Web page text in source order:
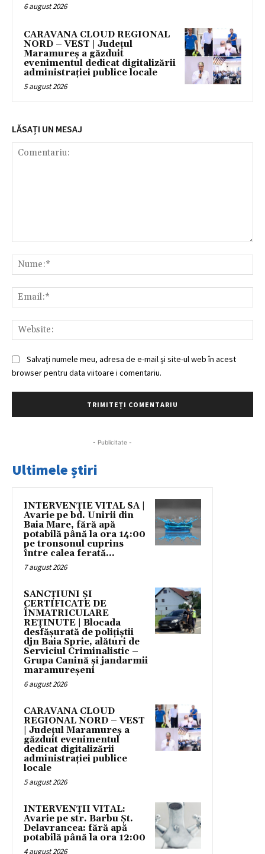
6 august 2026
CARAVANA CLOUD REGIONAL
NORD – VEST | Județul
Maramureș a găzduit
evenimentul dedicat digitalizării
administrației publice locale
5 august 2026
LĂSAȚI UN MESAJ
Salvați numele meu, adresa de e-mail și site-ul web în acest
browser pentru data viitoare i comentariu.
- Publicitate -
Ultimele știri
INTERVENȚIE VITAL SA |
Avarie pe bd. Unirii din
Baia Mare, fără apă
potabilă până la ora 14:00
pe tronsonul cuprins
între calea ferată...
7 august 2026
SANCȚIUNI ȘI
CERTIFICATE DE
ÎNMATRICULARE
REȚINUTE | Blocada
desfășurată de polițiștii
djn Baia Sprie, alături de
Serviciul Criminalistic –
Grupa Canină și jandarmii
maramureșeni
6 august 2026
CARAVANA CLOUD
REGIONAL NORD – VEST
| Județul Maramureș a
găzduit evenimentul
dedicat digitalizării
administrației publice
locale
5 august 2026
INTERVENȚII VITAL:
Avarie pe str. Barbu Șt.
Delavrancea: fără apă
potabilă până la ora 12:00
4 august 2026